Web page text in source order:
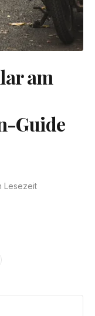
am
Guide
Lesezeit